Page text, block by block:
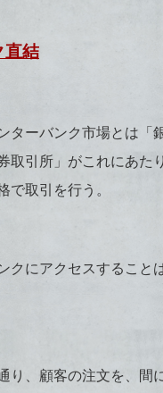
結
ターバンク市場とは
取引所」がこれにあ
取引を行う。
クにアクセスするこ
り、顧客の注文を、